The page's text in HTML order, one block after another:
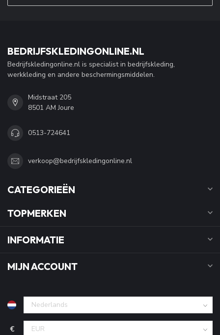
BEDRIJFSKLEDINGONLINE.NL
Bedrijfskledingonline.nl is specialist in bedrijfskleding,
werkkleding en andere beschermingsmiddelen.
Midstraat 205
8501 AM Joure
0513-724641
verkoop@bedrijfskledingonline.nl
CATEGORIEËN
TOPMERKEN
INFORMATIE
MIJN ACCOUNT
€